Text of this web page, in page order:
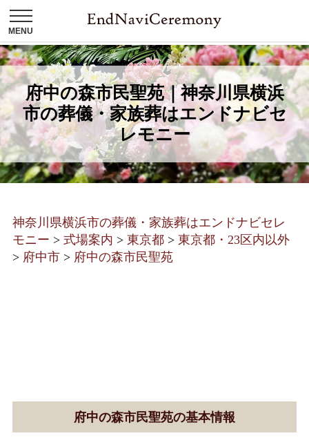
府中の森市民聖苑｜神奈川県横浜
市の葬儀・家族葬はエンドナビセ
レモニー
神奈川県横浜市の葬儀・家族葬はエンドナビセレ
モニー > 式場案内 > 東京都 > 東京都・23区内以外
> 府中市 > 府中の森市民聖苑
府中の森市民聖苑の基本情報